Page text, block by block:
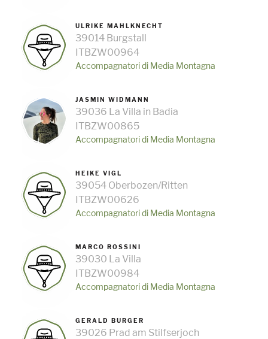
ULRIKE MAHLKNECHT
39014 Burgstall
ITBZW00964
Accompagnatori di Media Montagna
JASMIN WIDMANN
39036 La Villa in Badia
ITBZW00865
Accompagnatori di Media Montagna
HEIKE VIGL
39054 Oberbozen/Ritten
ITBZW00626
Accompagnatori di Media Montagna
MARCO ROSSINI
39030 La Villa
ITBZW00984
Accompagnatori di Media Montagna
GERALD BURGER
39026 Prad am Stilfserjoch